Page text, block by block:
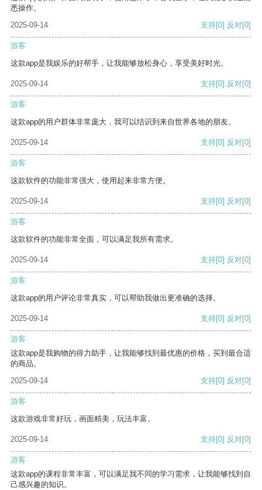
悉操作。
2025-09-14
支持[0] 反对[0]
游客
这款app是我娱乐的好帮手，让我能够放松身心，享受美好时光。
2025-09-14 支持[0] 反对[0]
游客
这款app的用户群体非常庞大，我可以结识到来自世界各地的朋友。
2025-09-14 支持[0] 反对[0]
游客
这款软件的功能非常强大，使用起来非常方便。
2025-09-14 支持[0] 反对[0]
游客
这款软件的功能非常全面，可以满足我所有需求。
2025-09-14 支持[0] 反对[0]
游客
这款app的用户评论非常真实，可以帮助我做出更准确的选择。
2025-09-14 支持[0] 反对[0]
游客
这款app是我购物的得力助手，让我能够找到最优惠的价格，买到最合适
的商品。
2025-09-14
支持[0] 反对[0]
游客
这款游戏非常好玩，画面精美，玩法丰富。
2025-09-14 支持[0] 反对[0]
游客
这款app的课程非常丰富，可以满足我不同的学习需求，让我能够找到自
己感兴趣的知识。